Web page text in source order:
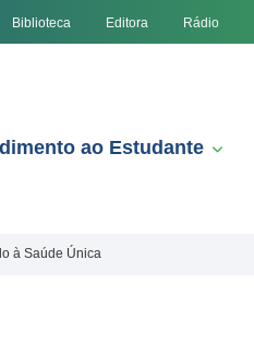
Biblioteca Editora Rádio
ao Estudante
à Saúde Única